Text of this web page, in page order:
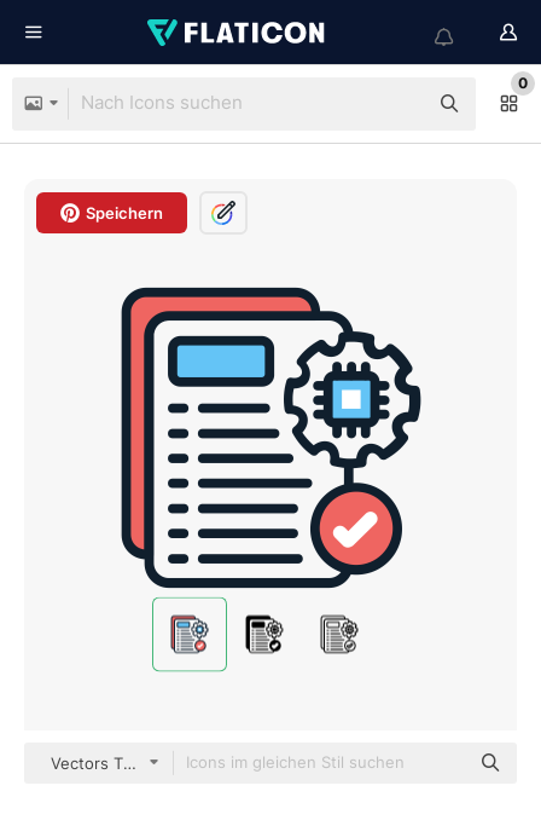
0
Speichern
Vectors Tank color lineal-color